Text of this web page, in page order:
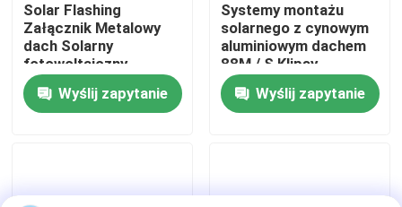
Kontrola jakości
Skontaktuj się z nami
Systemy montażu fotowoltaicznego słonecznego
Solar Flashing
Załącznik Metalowy
dach Solarny
fotowoltaiczny
blaszany dach
Wyślij zapytanie
Systemy montażu
solarnego z cynowym
aluminiowym dachem
88M / S Klipsy
panelowe
Wyślij zapytanie